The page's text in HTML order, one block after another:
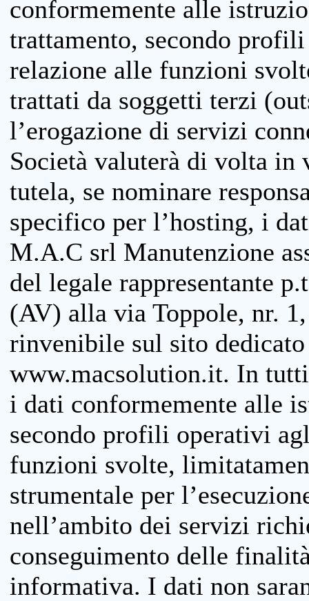
conformemente alle
trattamento, secondo
relazione alle funzioni
trattati da soggetti terzi
l’erogazione di servizi
Società valuterà di volta in
tutela, se nominare
specifico per l’hosting, i
M.A.C srl Manutenzione
del legale rappresentante
(AV) alla via Toppole, nr.
rinvenibile sul sito
www.macsolution.it. In
i dati conformemente alle
secondo profili operativi
funzioni svolte,
strumentale per
nell’ambito dei servizi
conseguimento delle
informativa. I dati non